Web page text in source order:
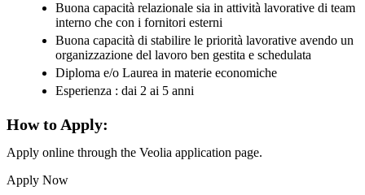
Buona capacità relazionale sia in attività lavorative di team
interno che con i fornitori esterni
Buona capacità di stabilire le priorità lavorative avendo un
organizzazione del lavoro ben gestita e schedulata
Diploma e/o Laurea in materie economiche
Esperienza : dai 2 ai 5 anni
How to Apply:
Apply online through the Veolia application page.
Apply Now